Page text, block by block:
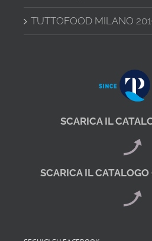
TUTTOFOOD MILANO
SCARICA IL
SCARICA IL